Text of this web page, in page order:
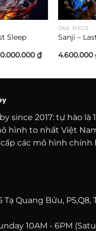
Sleep
₫Khoảng
giá:
đến
ONE PIECE
Sanji –
4.600.000
since 2017: tự hào là
hình to nhất Việt
các mô hình
Tạ Quang Bửu, P5,Q8,
10AM - 6PM